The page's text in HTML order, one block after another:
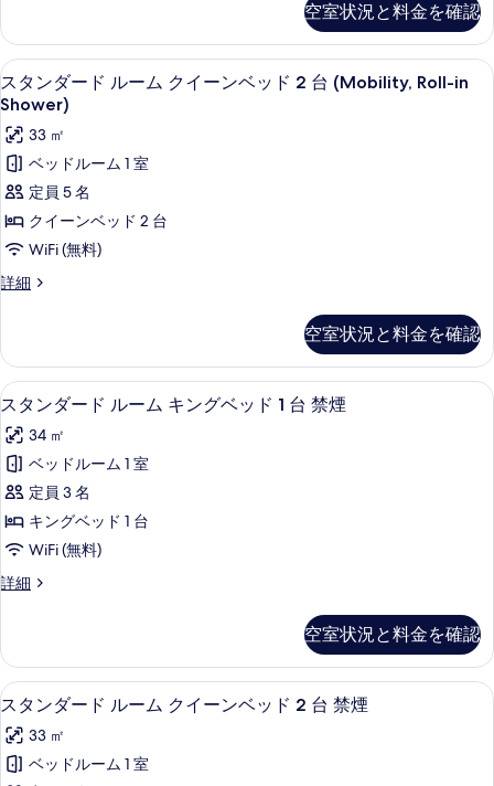
ン
グ
ベ
ッ
ド
台
バ
リ
ア
リ
ー
禁
煙
(Mobility,
Roll-
in
Shower)
の
す
て
の
写
真
を
ー
ド
ル
ー
キ
ン
グ
ベ
ッ
台
バ
フ
ー
禁
煙
(Mobility,
Roll-
in
Shower)
詳
細
空室状況と料金を確認
ス
タ
ン
ダ
ー
ド
ル
ー
イ
ー
ン
ベ
ッ
ド
2
台
(Mobility,
Shower)
の
す
べ
て
羽毛の掛け布団、ピロートップベッ
6
スタンダード ルーム クイーンベッド 2 台 (Mobility, Roll-in
Shower)
33 ㎡
ベッドルーム 1 室
定員 5 名
クイーンベッド 2 台
WiFi (無料)
詳細
ス
ー
ド
ル
ム
ク
イ
ー
ン
ベ
ッ
ド
Roll-
in
Shower)
の
詳
細
空室状況と料金を確認
ス
タ
ン
ダ
ー
ド
ー
キ
ン
グ
ベ
ッ
スタンダード ルーム キングベッド 1
5
スタンダード ルーム キングベッド 1 台 禁煙
34 ㎡
ベッドルーム 1 室
定員 3 名
キングベッド 1 台
WiFi (無料)
詳細
ス
ー
ド
ル
ム
キ
ン
空室状況と料金を確認
ス
タ
ン
ダ
羽毛の掛け布団、ピロートップベッ
5
スタンダード ルーム クイーンベッド 2 台 禁煙
33 ㎡
ベッドルーム 1 室